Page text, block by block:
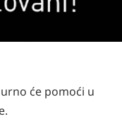
će pomoći u